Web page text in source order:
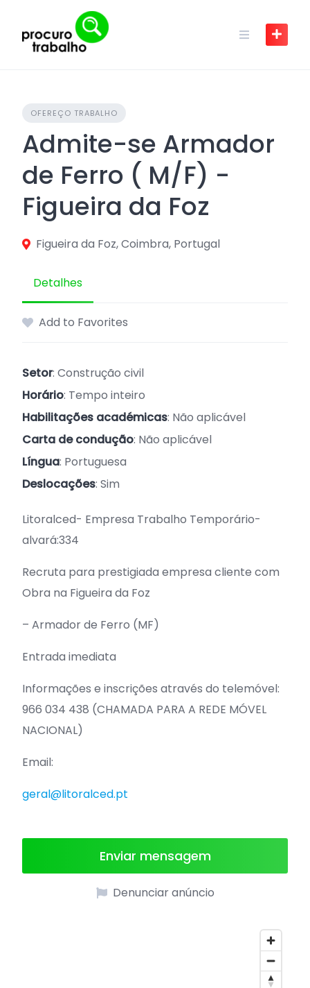
content
OFEREÇO TRABALHO
Admite-se Armador
de Ferro ( M/F) -
Figueira da Foz
Figueira da Foz, Coimbra, Portugal
Detalhes
Add to Favorites
Setor: Construção civil
Horário: Tempo inteiro
Habilitações académicas: Não aplicável
Carta de condução: Não aplicável
Língua: Portuguesa
Deslocações: Sim
Litoralced- Empresa Trabalho Temporário-
alvará:334
Recruta para prestigiada empresa cliente com
Obra na Figueira da Foz
– Armador de Ferro (MF)
Entrada imediata
Informações e inscrições através do telemóvel:
966 034 438 (CHAMADA PARA A REDE MÓVEL
NACIONAL)
Email:
geral@litoralced.pt
Enviar mensagem
Denunciar anúncio